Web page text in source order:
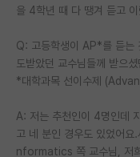
을 4학년 때 다 땡겨 듣고 이
Q: 고등학생이 AP*를 듣는
도받았던 교수님들께 받으
*대학과목 선이수제
A: 저는 추천인이 4명인데
고 네 분인 경우도 있었어
nformatics 쪽 교수님, 저희